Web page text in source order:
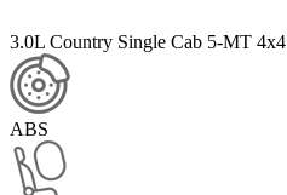
3.0L Country Single Cab 5-MT 4x4
ABS